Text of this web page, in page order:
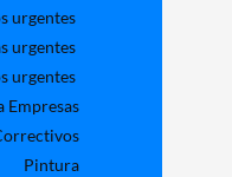
urgentes
urgentes
urgentes
Empresas​
Pintura